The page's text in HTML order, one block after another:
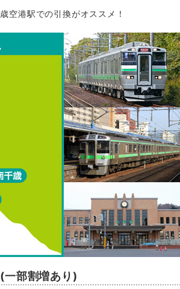
空港駅での引換がオススメ！
一部割増あり)